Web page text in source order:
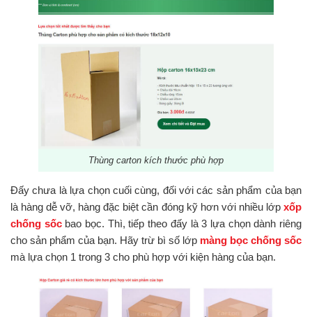
Thùng carton kích thước phù hợp
Đấy chưa là lựa chọn cuối cùng, đối với các sản phẩm của bạn
là hàng dễ vỡ, hàng đặc biệt cần đóng kỹ hơn với nhiều lớp xốp
chống sốcbao bọc. Thì, tiếp theo đấy là 3 lựa chọn dành riêng
cho sản phẩm của bạn. Hãy trừ bì số lớp màng bọc chống sốc
mà lựa chọn 1 trong 3 cho phù hợp với kiện hàng của bạn.